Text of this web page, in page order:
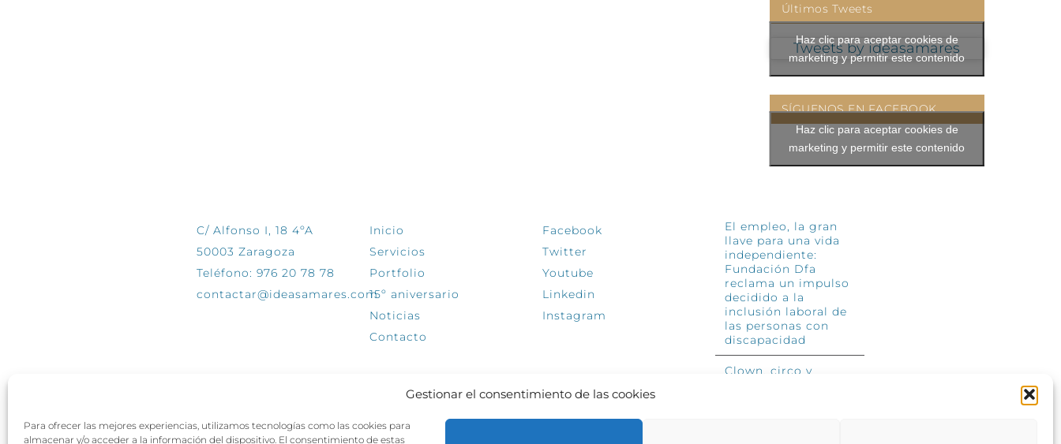
Gestionar el consentimiento de las cookies
Para ofrecer las mejores experiencias, utilizamos tecnologías como las cookies para
almacenar y/o acceder a la información del dispositivo. El consentimiento de estas
Últimos Tweets
Tweets by ideasamares
Haz clic para aceptar cookies de
marketing y permitir este contenido
SÍGUENOS EN FACEBOOK
Haz clic para aceptar cookies de
marketing y permitir este contenido
C/ Alfonso I, 18 4ºA
50003 Zaragoza
Teléfono: 976 20 78 78
contactar@ideasamares.com
Inicio
Servicios
Portfolio
15º aniversario
Noticias
Contacto
Facebook
Twitter
Youtube
Linkedin
Instagram
El empleo, la gran
llave para una vida
independiente:
Fundación Dfa
reclama un impulso
decidido a la
inclusión laboral de
las personas con
discapacidad
Clown, circo y